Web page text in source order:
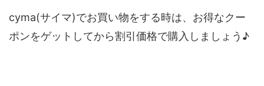
cyma(サイマ)でお買い物をする時は、お得なクー
ポンをゲットしてから割引価格で購入しましょう♪